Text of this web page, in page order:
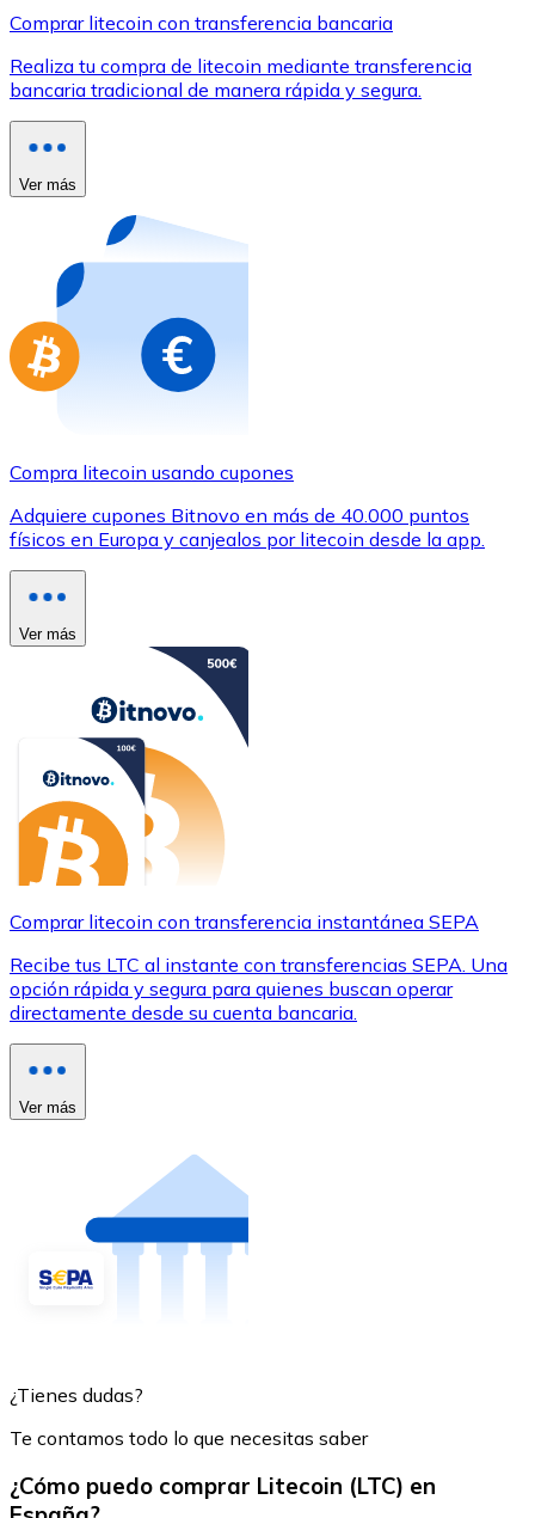
Utiliza tarjetas Visa y Mastercard para comprar
Comprar con tarjeta
Tienda - Tarjetas regalo
Nuevo
Compra tarjetas regalo de tus marcas favoritas con
Ir a la tienda de tarjetas regalo
Comprar litecoin con transferencia bancaria
Realiza tu compra de litecoin mediante transferencia
bancaria tradicional de manera rápida y segura.
Ver más
Compra litecoin usando cupones
Adquiere cupones Bitnovo en más de 40.000 puntos
físicos en Europa y canjealos por litecoin desde la app.
Ver más
Comprar litecoin con transferencia instantánea SEPA
Recibe tus LTC al instante con transferencias SEPA. Una
opción rápida y segura para quienes buscan operar
directamente desde su cuenta bancaria.
Ver más
¿Tienes dudas?
Te contamos todo lo que necesitas saber
¿Cómo puedo comprar Litecoin (LTC) en